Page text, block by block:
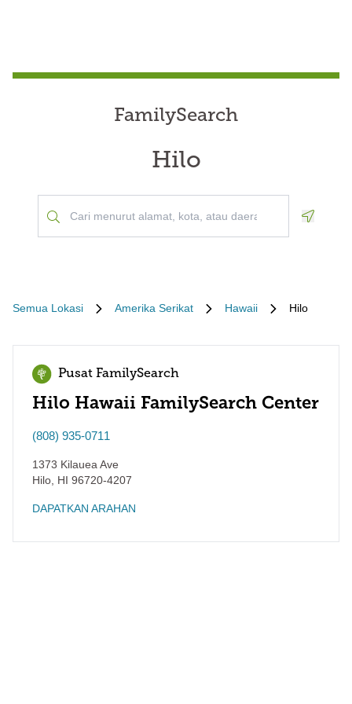
FamilySearch
Hilo
Semua Lokasi Amerika Serikat Hawaii Hilo
Pusat FamilySearch
Hilo Hawaii FamilySearch Center
(808) 935-0711
1373 Kilauea Ave
Hilo HI 96720-4207
DAPATKAN ARAHAN